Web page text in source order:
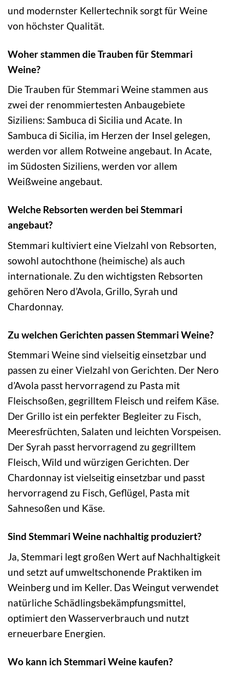
und modernster Kellertechnik sorgt für Weine
von höchster Qualität.
Woher stammen die Trauben für Stemmari
Weine?
Die Trauben für Stemmari Weine stammen aus
zwei der renommiertesten Anbaugebiete
Siziliens: Sambuca di Sicilia und Acate. In
Sambuca di Sicilia, im Herzen der Insel gelegen,
werden vor allem Rotweine angebaut. In Acate,
im Südosten Siziliens, werden vor allem
Weißweine angebaut.
Welche Rebsorten werden bei Stemmari
angebaut?
Stemmari kultiviert eine Vielzahl von Rebsorten,
sowohl autochthone (heimische) als auch
internationale. Zu den wichtigsten Rebsorten
gehören Nero d’Avola, Grillo, Syrah und
Chardonnay.
Zu welchen Gerichten passen Stemmari Weine?
Stemmari Weine sind vielseitig einsetzbar und
passen zu einer Vielzahl von Gerichten. Der Nero
d’Avola passt hervorragend zu Pasta mit
Fleischsoßen, gegrilltem Fleisch und reifem Käse.
Der Grillo ist ein perfekter Begleiter zu Fisch,
Meeresfrüchten, Salaten und leichten Vorspeisen.
Der Syrah passt hervorragend zu gegrilltem
Fleisch, Wild und würzigen Gerichten. Der
Chardonnay ist vielseitig einsetzbar und passt
hervorragend zu Fisch, Geflügel, Pasta mit
Sahnesoßen und Käse.
Sind Stemmari Weine nachhaltig produziert?
Ja, Stemmari legt großen Wert auf Nachhaltigkeit
und setzt auf umweltschonende Praktiken im
Weinberg und im Keller. Das Weingut verwendet
natürliche Schädlingsbekämpfungsmittel,
optimiert den Wasserverbrauch und nutzt
erneuerbare Energien.
Wo kann ich Stemmari Weine kaufen?